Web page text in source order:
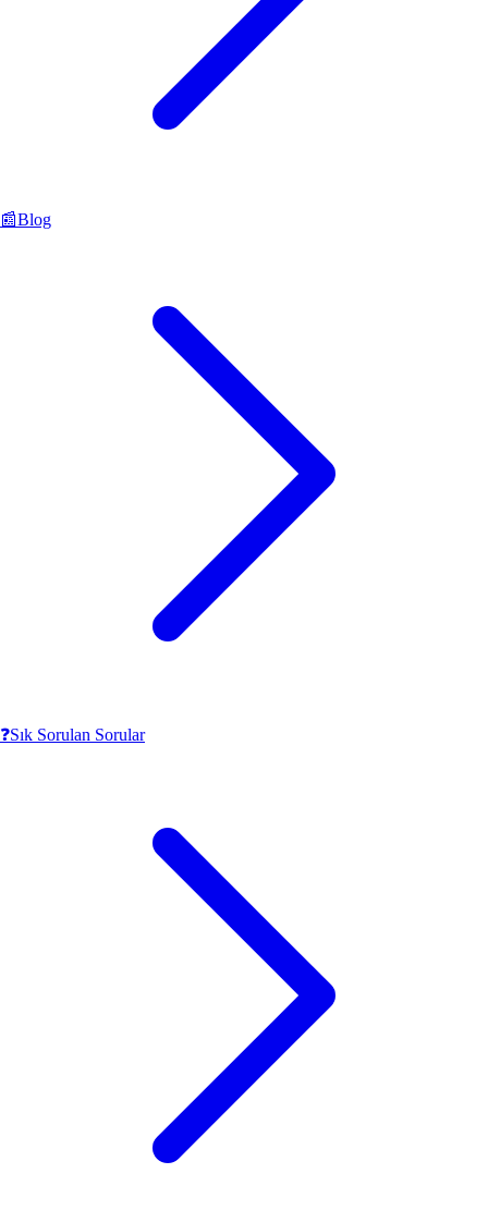
📰Blog
❓Sık Sorulan Sorular